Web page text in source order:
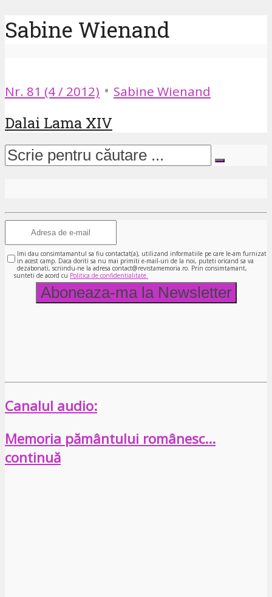
Sabine Wienand
Nr. 81 (4 / 2012) • Sabine Wienand
Dalai Lama XIV
Imi dau consimtamantul sa fiu contactat(a), utilizand informatiile pe care le-am furnizat
in acest camp. Daca doriti sa nu mai primiti e-mail-uri de la noi, puteti oricand sa va
dezabonati, scriindu-ne la adresa contact@revistamemoria.ro. Prin consimtamant,
sunteti de acord cu Politica de confidentialitate.
Canalul audio:
Memoria pământului românesc…
continuă